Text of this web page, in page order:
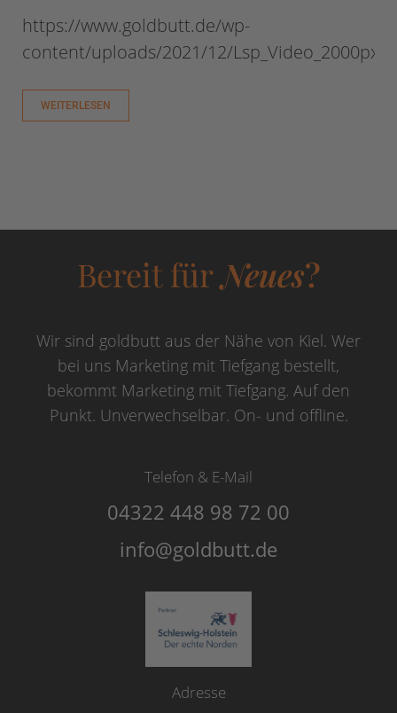
https://www.goldbutt.de/wp-
content/uploads/2021/12/
WEITERLESEN
Bereit fürNeues?
Wir sind goldbutt aus der Nähe von Kiel. Wer
bei uns Marketing mit Tiefgang bestellt,
bekommt Marketing mit Tiefgang. Auf den
Punkt. Unverwechselbar. On- und offline.
Telefon & E-Mail
04322 448 98 72 00
info@goldbutt.de
Adresse